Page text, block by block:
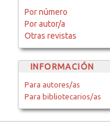
Por número
Por autor/a
Otras revistas
INFORMACIÓN
Para autores/as
Para bibliotecarios/as